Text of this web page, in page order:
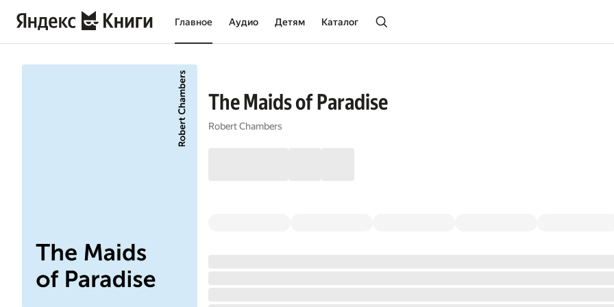
Главное Аудио Детям Каталог
The Maids of Paradise
Robert Chambers